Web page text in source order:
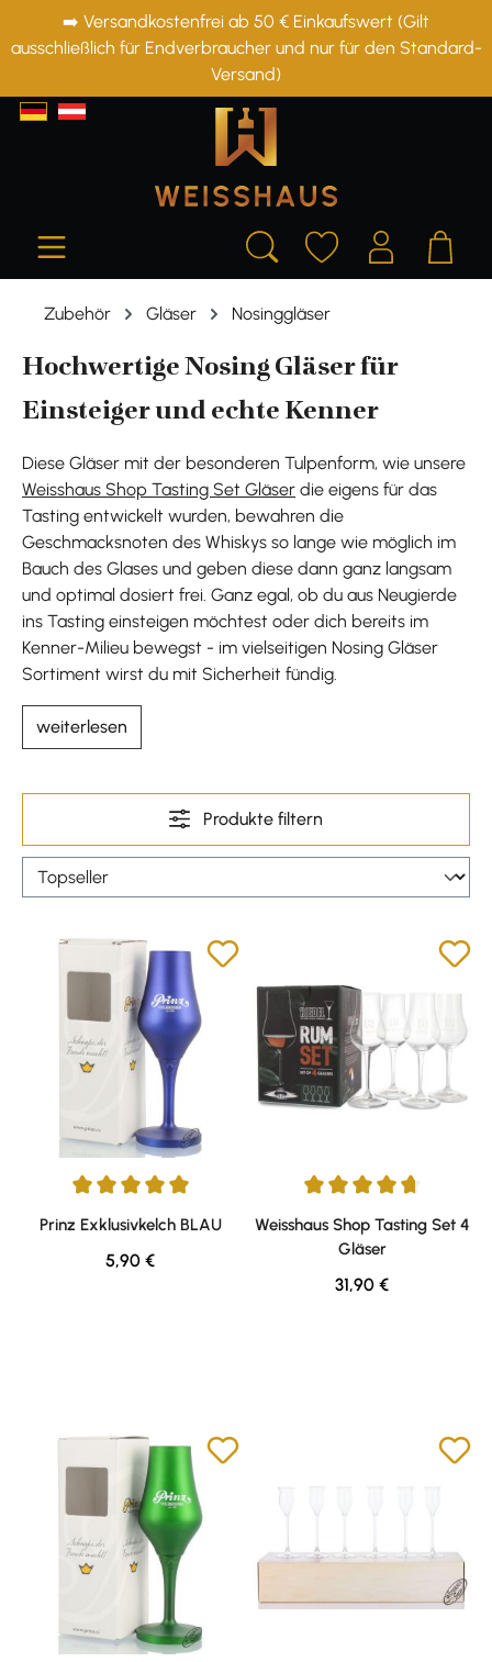
springen
➡️ Versandkostenfrei ab 50 € Einkaufswert (Gilt
ausschließlich für Endverbraucher und nur für den Standard-
Versand)
Zubehör Gläser Nosinggläser
Hochwertige Nosing Gläser für
Einsteiger und echte Kenner
Diese Gläser mit der besonderen Tulpenform, wie unsere
Weisshaus Shop Tasting Set Gläser die eigens für das
Tasting entwickelt wurden, bewahren die
Geschmacksnoten des Whiskys so lange wie möglich im
Bauch des Glases und geben diese dann ganz langsam
und optimal dosiert frei. Ganz egal, ob du aus Neugierde
ins Tasting einsteigen möchtest oder dich bereits im
Kenner-Milieu bewegst - im vielseitigen Nosing Gläser
Sortiment wirst du mit Sicherheit fündig.
weiterlesen
Produkte filtern
Durchschnittliche Bewertung von 5 von 5 Sternen
Prinz Exklusivkelch BLAU
Regulärer Preis:
5,90 €
Durchschnittliche Bewertung
Weisshaus Shop Tasting Set 4
Gläser
Regulärer Preis:
31,90 €